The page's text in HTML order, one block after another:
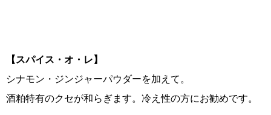
【スパイス・オ・レ】
シナモン・ジンジャーパウダーを加えて。
酒粕特有のクセが和らぎます。冷え性の方にお勧めです。